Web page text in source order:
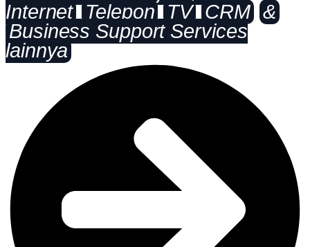
Internet
Telepon TV CRM &
Business Support Services
lainnya